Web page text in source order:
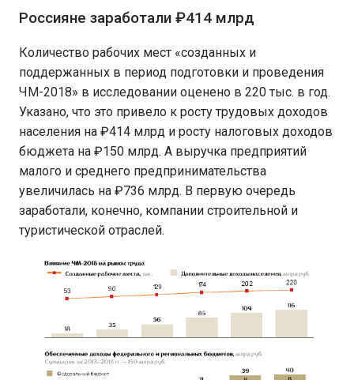
Россияне заработали ₽414 млрд
Количество рабочих мест «созданных и
поддержанных в период подготовки и проведения
ЧМ-2018» в исследовании оценено в 220 тыс. в год.
Указано, что это привело к росту трудовых доходов
населения на ₽414 млрд и росту налоговых доходов
бюджета на ₽150 млрд. А выручка предприятий
малого и среднего предпринимательства
увеличилась на ₽736 млрд. В первую очередь
заработали, конечно, компании строительной и
туристической отраслей.